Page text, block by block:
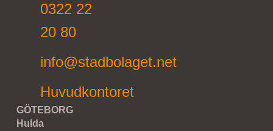
0322 22
20 80
info@stadbolaget.net
Huvudkontoret
GÖTEBORG
Hulda